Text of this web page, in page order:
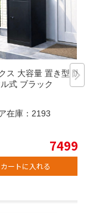
ス 大容量 置き型 防
式 ブラック
在庫： 2193
7499
カートに入れる